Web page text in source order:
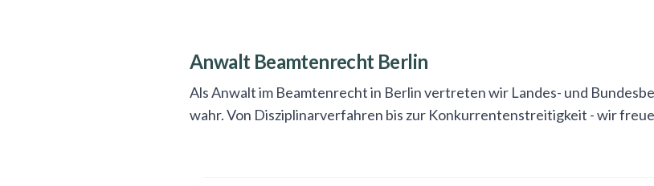
Anwalt Beamtenrecht Berlin
Als Anwalt im Beamtenrecht in Berlin vertreten wir Landes- und
wahr. Von Disziplinarverfahren bis zur Konkurrentenstreitigkeit - wir